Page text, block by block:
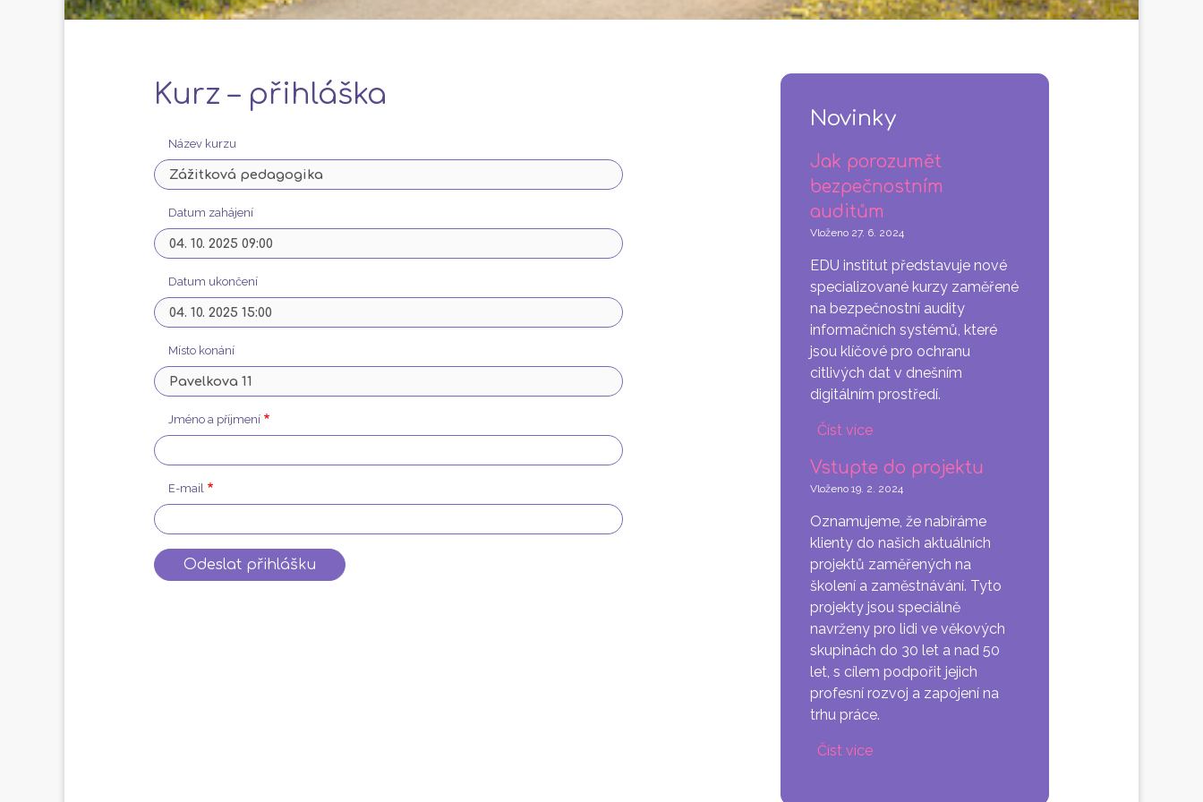
Kurz – přihláška
Název kurzu
Datum zahájení
Datum ukončení
Místo konání
Jméno a příjmení
E-mail
Novinky
Jak porozumět
bezpečnostním
auditům
Vloženo 27. 6. 2024
EDU institut představuje nové
specializované kurzy zaměřené
na bezpečnostní audity
informačních systémů, které
jsou klíčové pro ochranu
citlivých dat v dnešním
digitálním prostředí.
Číst více
porozumět
bezpečnostním
auditům
Vstupte do projektu
Vloženo 19. 2. 2024
Oznamujeme, že nabíráme
klienty do našich aktuálních
projektů zaměřených na
školení a zaměstnávání. Tyto
projekty jsou speciálně
navrženy pro lidi ve věkových
skupinách do 30 let a nad 50
let, s cílem podpořit jejich
profesní rozvoj a zapojení na
trhu práce.
Číst více